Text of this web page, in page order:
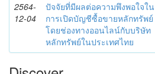
2564-
12-04
ปัจจัยที่มีผลต่อความพึงพอใจใน
การเปิดบัญชีซื้อขายหลักทรัพย์
โดยช่องทางออนไลน์กับบริษัท
หลักทรัพย์ในประเทศไทย